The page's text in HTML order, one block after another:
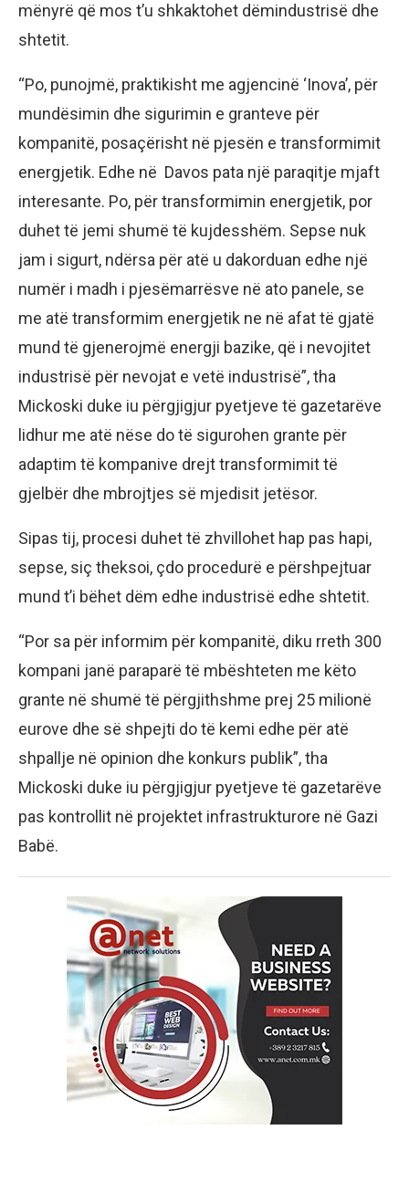
mënyrë që mos t’u shkaktohet dëmindustrisë dhe
shtetit.
“Po, punojmë, praktikisht me agjencinë ‘Inova’, për
mundësimin dhe sigurimin e granteve për
kompanitë, posaçërisht në pjesën e transformimit
energjetik. Edhe në Davos pata një paraqitje mjaft
interesante. Po, për transformimin energjetik, por
duhet të jemi shumë të kujdesshëm. Sepse nuk
jam i sigurt, ndërsa për atë u dakorduan edhe një
numër i madh i pjesëmarrësve në ato panele, se
me atë transformim energjetik ne në afat të gjatë
mund të gjenerojmë energji bazike, që i nevojitet
industrisë për nevojat e vetë industrisë”, tha
Mickoski duke iu përgjigjur pyetjeve të gazetarëve
lidhur me atë nëse do të sigurohen grante për
adaptim të kompanive drejt transformimit të
gjelbër dhe mbrojtjes së mjedisit jetësor.
Sipas tij, procesi duhet të zhvillohet hap pas hapi,
sepse, siç theksoi, çdo procedurë e përshpejtuar
mund t’i bëhet dëm edhe industrisë edhe shtetit.
“Por sa për informim për kompanitë, diku rreth 300
kompani janë paraparë të mbështeten me këto
grante në shumë të përgjithshme prej 25 milionë
eurove dhe së shpejti do të kemi edhe për atë
shpallje në opinion dhe konkurs publik”, tha
Mickoski duke iu përgjigjur pyetjeve të gazetarëve
pas kontrollit në projektet infrastrukturore në Gazi
Babë.